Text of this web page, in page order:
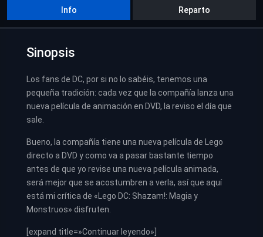
Info Reparto
Sinopsis
Los fans de DC, por si no lo sabéis, tenemos una
pequeña tradición: cada vez que la compañía lanza una
nueva película de animación en DVD, la reviso el día que
sale.
Bueno, la compañía tiene una nueva película de Lego
directo a DVD y como va a pasar bastante tiempo
antes de que yo revise una nueva película animada,
será mejor que se acostumbren a verla, así que aquí
está mi crítica de «Lego DC: Shazam!: Magia y
Monstruos» disfruten.
[expand title=»Continuar leyendo»]